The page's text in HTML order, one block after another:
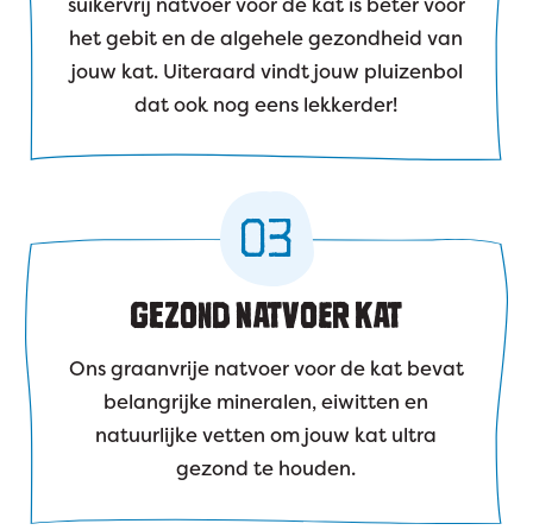
het gebit en de algehele gezondheid van
jouw kat. Uiteraard vindt jouw pluizenbol
dat ook nog eens lekkerder!
03
GEZOND NATVOER KAT
Ons graanvrije natvoer voor de kat bevat
belangrijke mineralen, eiwitten en
natuurlijke vetten om jouw kat ultra
gezond te houden.